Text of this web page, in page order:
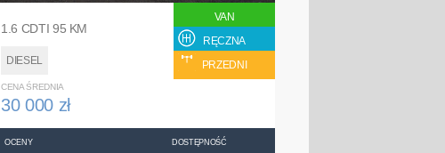
1.6 CDTI 95 KM
DIESEL
VAN
RĘCZNA
PRZEDNI
CENA ŚREDNIA
30 000 zł
OCENY DOSTĘPNOŚĆ